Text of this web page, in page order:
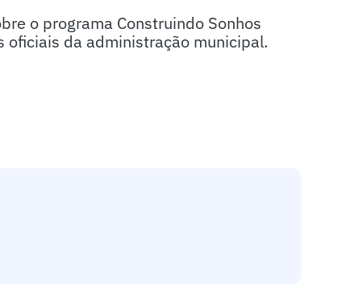
o programa Construindo Sonhos
oficiais da administração municipal.